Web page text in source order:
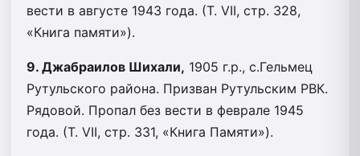
вести в августе 1943 года. (Т. VII, стр. 328,
«Книга памяти»).
9. Джабраилов Шихали, 1905 г.р., с.Гельмец
Рутульского района. Призван Рутульским РВК.
Рядовой. Пропал без вести в феврале 1945
года. (Т. VII, стр. 331, «Книга Памяти»).